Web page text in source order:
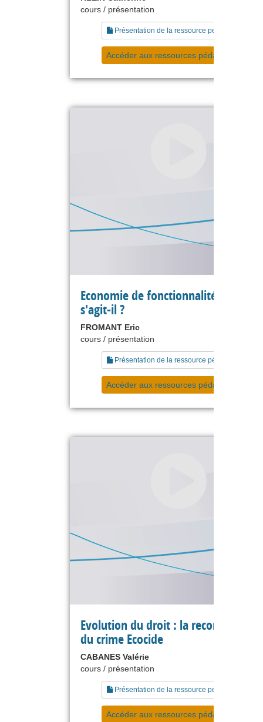
cours / présentation
Présentation de la ressource pédagogique
Accéder aux ressources pédagogiques
Economie de fonctionnalité, de quoi
s'agit-il ?
FROMANT Eric
cours / présentation
Présentation de la ressource pédagogique
Accéder aux ressources pédagogiques
Evolution du droit : la
du crime Ecocide
CABANES Valérie
cours / présentation
Présentation de la ressource pédagogique
Accéder aux ressources pédagogiques